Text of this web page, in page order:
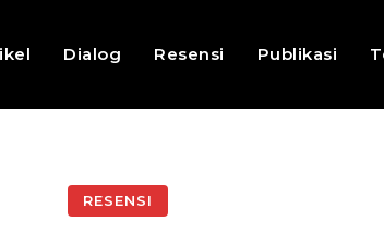
Dialog Resensi Publikasi
RESENSI